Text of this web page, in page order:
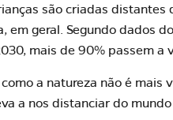
são criadas
em geral. Segundo dados
mais de 90% passem a
a natureza não é
a nos distanciar do mundo